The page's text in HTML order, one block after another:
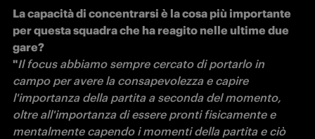
La capacità di concentrarsi è la cosa più importante
per questa squadra che ha reagito nelle ultime due
gare?
"Il focus abbiamo sempre cercato di portarlo in
campo per avere la consapevolezza e capire
l'importanza della partita a seconda del momento,
oltre all'importanza di essere pronti fisicamente e
mentalmente capendo i momenti della partita e ciò